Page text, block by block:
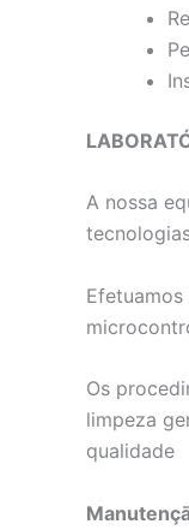
A nossa
Os
limpeza
qualidade